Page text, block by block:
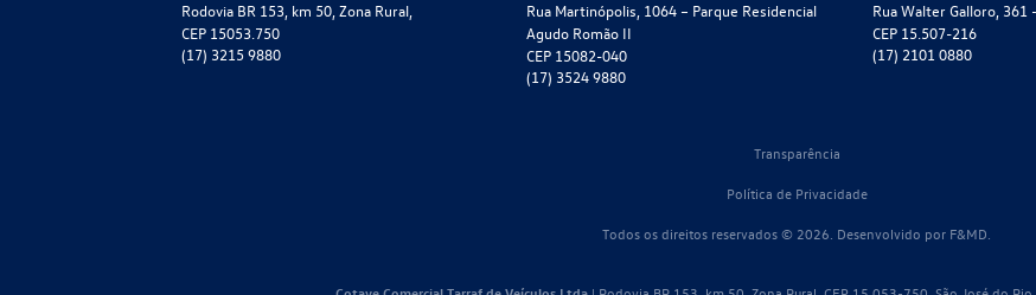
Rodovia BR 153, km 50, Zona Rural,
CEP 15053.750
(17) 3215 9880
Rua Martinópolis, 1064 – Parque Residencial
Agudo Romão II
CEP 15082-040
(17) 3524 9880
Rua Walter Galloro, 361
CEP 15.507-216
(17) 2101 0880
Transparência
Política de Privacidade
Todos os direitos reservados © 2026. Desenvolvido por F&MD.